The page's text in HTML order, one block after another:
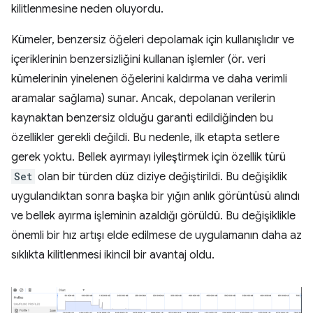
kilitlenmesine neden oluyordu.
Kümeler, benzersiz öğeleri depolamak için kullanışlıdır ve
içeriklerinin benzersizliğini kullanan işlemler (ör. veri
kümelerinin yinelenen öğelerini kaldırma ve daha verimli
aramalar sağlama) sunar. Ancak, depolanan verilerin
kaynaktan benzersiz olduğu garanti edildiğinden bu
özellikler gerekli değildi. Bu nedenle, ilk etapta setlere
gerek yoktu. Bellek ayırmayı iyileştirmek için özellik türü
Set olan bir türden düz diziye değiştirildi. Bu değişiklik
uygulandıktan sonra başka bir yığın anlık görüntüsü alındı
ve bellek ayırma işleminin azaldığı görüldü. Bu değişiklikle
önemli bir hız artışı elde edilmese de uygulamanın daha az
sıklıkta kilitlenmesi ikincil bir avantaj oldu.